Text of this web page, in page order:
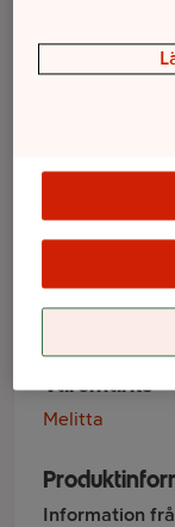
Varumärke
Melitta
Information